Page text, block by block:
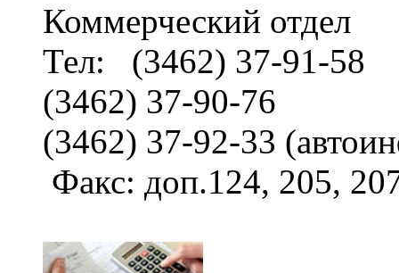
Коммерческий отдел
Тел: (3462) 37-91-58
(3462) 37-90-76
(3462) 37-92-33
Факс: доп.124, 205,